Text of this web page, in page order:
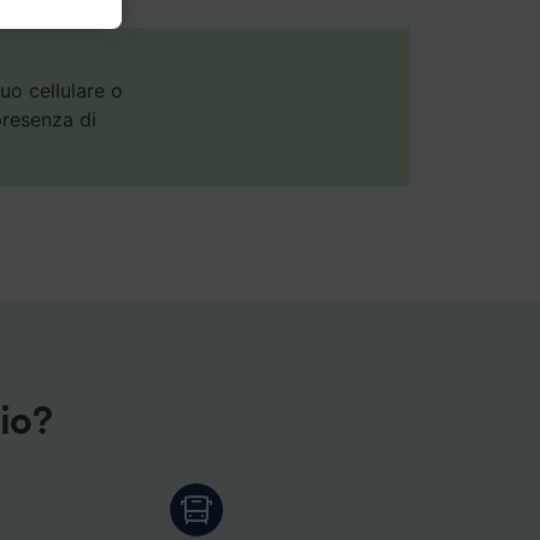
cellulare o
di
per